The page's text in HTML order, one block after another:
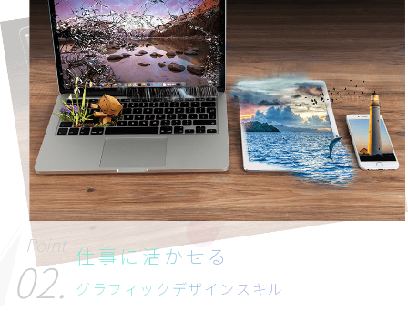
Point
02. 仕事に活かせる
グラフィックデザインスキル